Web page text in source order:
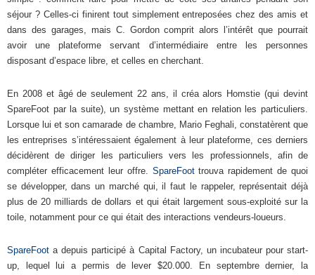
séjour ? Celles-ci finirent tout simplement entreposées chez des amis et
dans des garages, mais C. Gordon comprit alors l’intérêt que pourrait
avoir une plateforme servant d’intermédiaire entre les personnes
disposant d’espace libre, et celles en cherchant.
En 2008 et âgé de seulement 22 ans, il créa alors Homstie (qui devint
SpareFoot par la suite), un système mettant en relation les particuliers.
Lorsque lui et son camarade de chambre, Mario Feghali, constatèrent que
les entreprises s’intéressaient également à leur plateforme, ces derniers
décidèrent de diriger les particuliers vers les professionnels, afin de
compléter efficacement leur offre. SpareFoottrouva rapidement de quoi
se développer, dans un marché qui, il faut le rappeler, représentait déjà
plus de 20 milliards de dollars et qui était largement sous-exploité sur la
toile, notamment pour ce qui était des interactions vendeurs-loueurs.
SpareFoot a depuis participé à Capital Factory, un incubateur pour start-
up, lequel lui a permis de lever $20.000. En septembre dernier, la